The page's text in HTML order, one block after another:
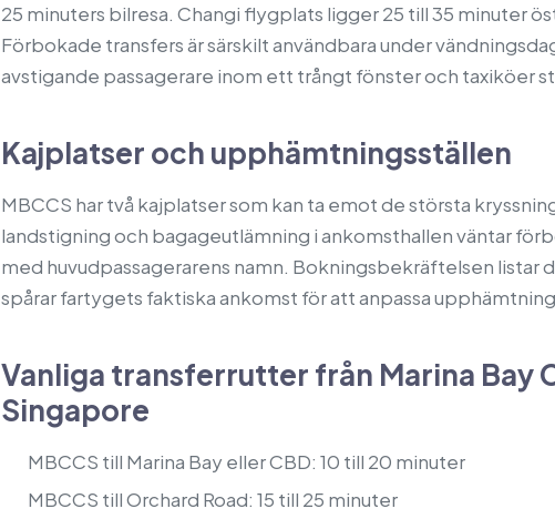
25 minuters bilresa. Changi flygplats ligger 25 till 35 minuter
Förbokade transfers är särskilt användbara under
avstigande passagerare inom ett trångt fönster och taxiköer
Kajplatser och upphämtningsställen
MBCCS har två kajplatser som kan ta emot de största
landstigning och bagageutlämning i ankomsthallen väntar
med huvudpassagerarens namn. Bokningsbekräftelsen listar
spårar fartygets faktiska ankomst för att anpassa
Vanliga transferrutter från Marina Bay
Singapore
MBCCS till Marina Bay eller CBD: 10 till 20 minuter
MBCCS till Orchard Road: 15 till 25 minuter